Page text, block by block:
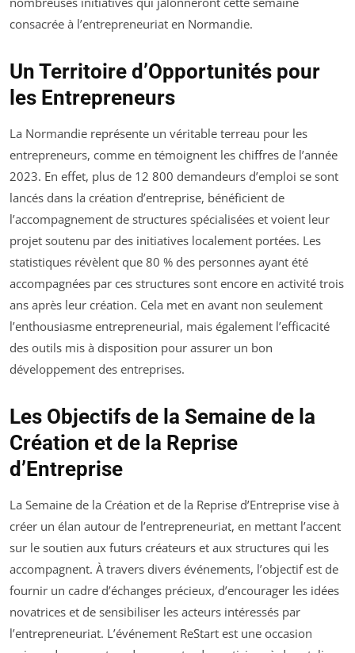
consacrée à l’entrepreneuriat en Normandie.
Un Territoire d’Opportunités pour
les Entrepreneurs
La Normandie représente un véritable terreau pour les
entrepreneurs, comme en témoignent les chiffres de l’année
2023. En effet, plus de 12 800 demandeurs d’emploi se sont
lancés dans la création d’entreprise, bénéficient de
l’accompagnement de structures spécialisées et voient leur
projet soutenu par des initiatives localement portées. Les
statistiques révèlent que 80 % des personnes ayant été
accompagnées par ces structures sont encore en activité trois
ans après leur création. Cela met en avant non seulement
l’enthousiasme entrepreneurial, mais également l’efficacité
des outils mis à disposition pour assurer un bon
développement des entreprises.
Les Objectifs de la Semaine de la
Création et de la Reprise
d’Entreprise
La Semaine de la Création et de la Reprise d’Entreprise vise à
créer un élan autour de l’entrepreneuriat, en mettant l’accent
sur le soutien aux futurs créateurs et aux structures qui les
accompagnent. À travers divers événements, l’objectif est de
fournir un cadre d’échanges précieux, d’encourager les idées
novatrices et de sensibiliser les acteurs intéressés par
l’entrepreneuriat. L’événement ReStart est une occasion